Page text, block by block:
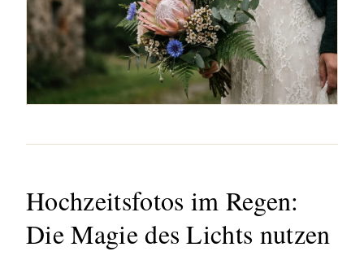
Hochzeitsfotos im Regen:
Die Magie des Lichts nutzen